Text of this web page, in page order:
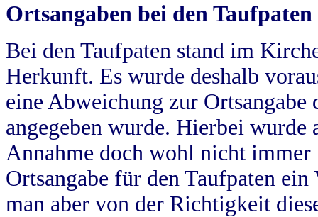
Ortsangaben bei den Taufpaten
Bei den Taufpaten stand im
Herkunft. Es wurde deshalb
eine Abweichung zur
angegeben wurde. Hierbei wurde
Annahme doch wohl nicht
Ortsangabe für den Taufpaten
man aber von der Richtigkeit